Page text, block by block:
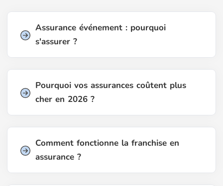
Assurance événement : pourquoi
s'assurer ?
Pourquoi vos assurances coûtent plus
cher en 2026 ?
Comment fonctionne la franchise en
assurance ?